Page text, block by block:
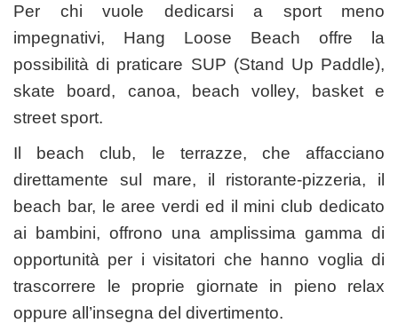
Per chi vuole dedicarsi a sport meno
impegnativi, Hang Loose Beach offre la
possibilità di praticare SUP (Stand Up Paddle),
skate board, canoa, beach volley, basket e
street sport.
Il beach club, le terrazze, che affacciano
direttamente sul mare, il ristorante-pizzeria, il
beach bar, le aree verdi ed il mini club dedicato
ai bambini, offrono una amplissima gamma di
opportunità per i visitatori che hanno voglia di
trascorrere le proprie giornate in pieno relax
oppure all’insegna del divertimento.